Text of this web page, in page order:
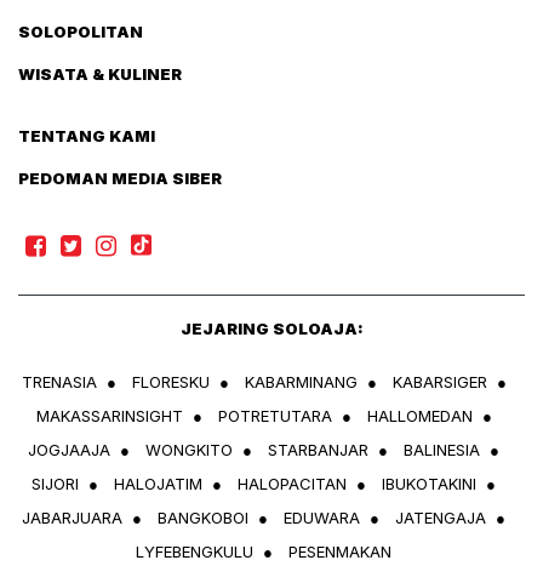
SOLOPOLITAN
WISATA & KULINER
TENTANG KAMI
PEDOMAN MEDIA SIBER
JEJARING SOLOAJA:
TRENASIA ● FLORESKU ● KABARMINANG ● KABARSIGER
●
MAKASSARINSIGHT
● POTRETUTARA ● HALLOMEDAN
●
JOGJAAJA ● WONGKITO ● STARBANJAR ● BALINESIA ●
SIJORI
● HALOJATIM ● HALOPACITAN ● IBUKOTAKINI
●
JABARJUARA ● BANGKOBOI ● EDUWARA ● JATENGAJA ●
LYFEBENGKULU
● PESENMAKAN